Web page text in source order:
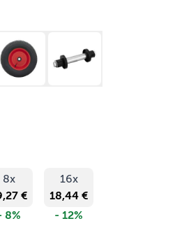
8x
€
8%
16x
18,44 €
- 12%